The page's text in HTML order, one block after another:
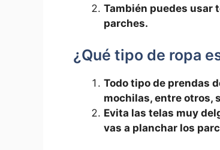
También puedes usar
parches.
¿Qué tipo de ropa‍
Todo tipo de prendas
mochilas, entre otros,
Evita⁢ las telas muy
⁢vas a planchar los